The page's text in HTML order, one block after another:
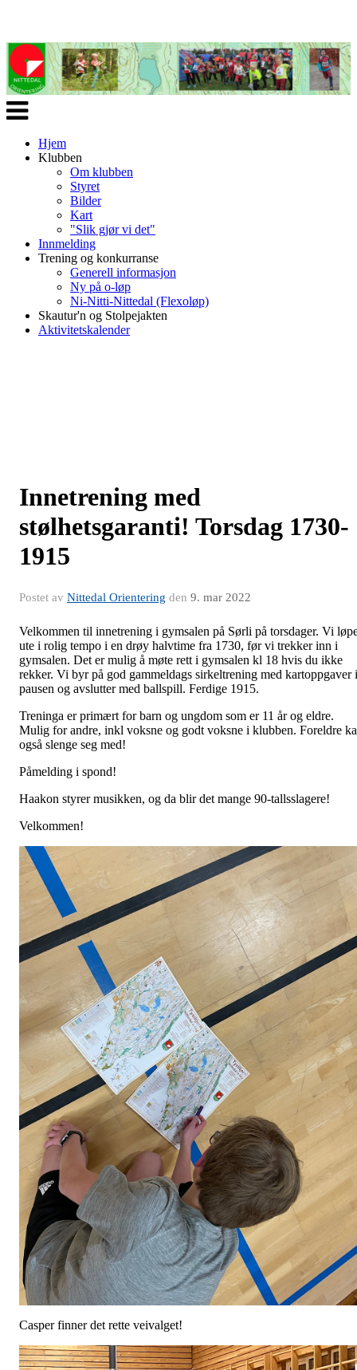
Veksle
navigasjon
Hjem
Klubben
Om klubben
Styret
Bilder
Kart
"Slik gjør vi det"
Innmelding
Trening og konkurranse
Generell informasjon
Ny på o-løp
Ni-Nitti-Nittedal (Flexoløp)
Skautur'n og Stolpejakten
Aktivitetskalender
Innetrening med
stølhetsgaranti! Torsdag 1730-
1915
Postet av Nittedal Orientering den 9. mar 2022
Velkommen til innetrening i gymsalen på Sørli på torsdager. Vi
ute i rolig tempo i en drøy halvtime fra 1730, før vi trekker inn i
gymsalen. Det er mulig å møte rett i gymsalen kl 18 hvis du ikke
rekker. Vi byr på god gammeldags sirkeltrening med kartoppgaver i
pausen og avslutter med ballspill. Ferdige 1915.
Treninga er primært for barn og ungdom som er 11 år og eldre.
Mulig for andre, inkl voksne og godt voksne i klubben. Foreldre
også slenge seg med!
Påmelding i spond!
Haakon styrer musikken, og da blir det mange 90-tallsslagere!
Velkommen!
Casper finner det rette veivalget!